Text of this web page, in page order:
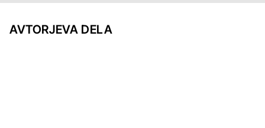
AVTORJEVA DELA